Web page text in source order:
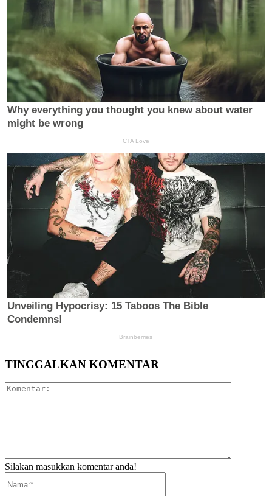
TINGGALKAN KOMENTAR
Silakan masukkan komentar anda!